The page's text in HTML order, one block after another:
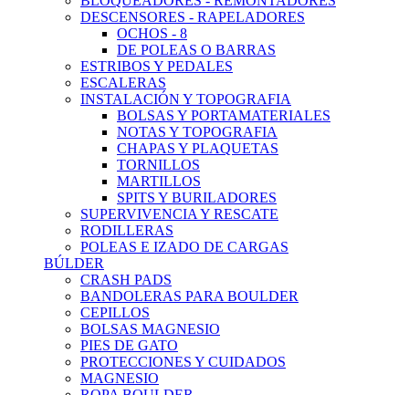
DESCENSORES - RAPELADORES
OCHOS - 8
DE POLEAS O BARRAS
ESTRIBOS Y PEDALES
ESCALERAS
INSTALACIÓN Y TOPOGRAFIA
BOLSAS Y PORTAMATERIALES
NOTAS Y TOPOGRAFIA
CHAPAS Y PLAQUETAS
TORNILLOS
MARTILLOS
SPITS Y BURILADORES
SUPERVIVENCIA Y RESCATE
RODILLERAS
POLEAS E IZADO DE CARGAS
BÚLDER
CRASH PADS
BANDOLERAS PARA BOULDER
CEPILLOS
BOLSAS MAGNESIO
PIES DE GATO
PROTECCIONES Y CUIDADOS
MAGNESIO